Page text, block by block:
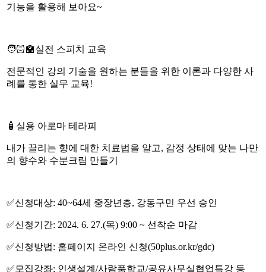
기능을 활용해 보아요~
🧑🏻‍🏫실전 스피치 교육
전문적인 강의 기술을 원하는 분들을 위한 이론과 다양한 사
례를 통한 실무 교육!
🧴실용 아로마 테라피
내가 끌리는 향에 대한 치료법을 알고, 감정 상태에 맞는 나만
의 향수와 수분크림 만들기
✅신청대상: 40~64세 중장년층, 강동구민 우선 승인
✅신청기간: 2024. 6. 27.(목) 9:00 ~ 선착순 마감
✅신청방법: 홈페이지 온라인 신청(50plus.or.kr/gdc)
✅모집강좌: 인생설계/사람품학교/공유사무실협업특강 등